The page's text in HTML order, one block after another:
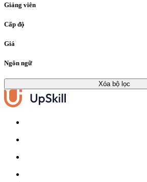
Giảng viên
Cấp độ
Giá
Ngôn ngữ
Xóa bộ lọc